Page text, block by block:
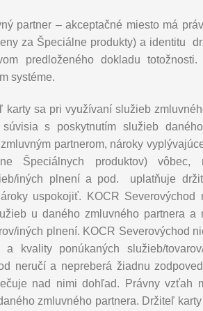
partner – akceptačné miesto má
za Špeciálne produkty) a identitu
predloženého dokladu
systéme.
karty sa pri využívaní služieb
súvisia s poskytnutím služieb
partnerom, nároky
Špeciálnych produktov)
iných plnení a pod. uplatňuje
uspokojiť. KOCR
u daného zmluvného partnera
iných plnení. KOCR Severovýchod
a kvality ponúkaných služieb/
neručí a nepreberá žiadnu
nad nimi dohľad. Právny vzťah
zmluvného partnera. Držiteľ